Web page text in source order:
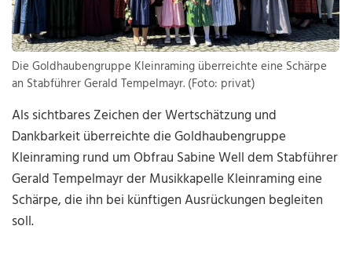
Die Goldhaubengruppe Kleinraming überreichte eine Schärpe
an Stabführer Gerald Tempelmayr. (Foto: privat)
Als sichtbares Zeichen der Wertschätzung und
Dankbarkeit überreichte die Goldhaubengruppe
Kleinraming rund um Obfrau Sabine Well dem Stabführer
Gerald Tempelmayr der Musikkapelle Kleinraming eine
Schärpe, die ihn bei künftigen Ausrückungen begleiten
soll.